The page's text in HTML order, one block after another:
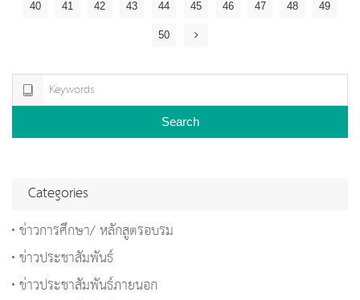
40 41 42 43 44 45 46 47 48 49
50
Search
Categories
ข่าวการศึกษา/ หลักสูตรอบรม
ข่าวประชาสัมพันธ์
ข่าวประชาสัมพันธ์ภายนอก